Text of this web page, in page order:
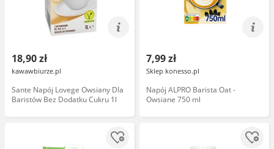
18,90 zł
kawawbiurze.pl
Sante Napój Lovege Owsiany Dla
Baristów Bez Dodatku Cukru 1l
7,99 zł
Sklep konesso.pl
Napój ALPRO Barista Oat -
Owsiane 750 ml